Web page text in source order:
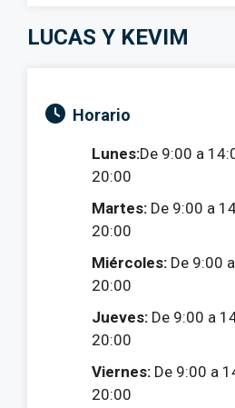
LUCAS Y KEVIM
Horario
Lunes:De 9:00 a
20:00
Martes: De 9:00 a
20:00
Miércoles: De 9:00
20:00
Jueves: De 9:00 a
20:00
Viernes: De 9:00 a
20:00